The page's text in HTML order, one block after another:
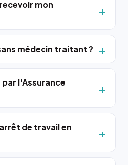
mon
médecin traitant ?
l'Assurance
de travail en